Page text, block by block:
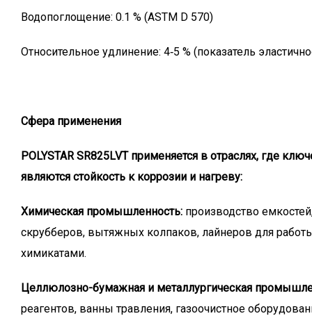
Водопоглощение: 0.1 % (ASTM D 570)
Относительное удлинение: 4‑5 % (показатель
Сфера применения
POLYSTAR SR825LVT применяется в отраслях, где
являются стойкость к коррозии и нагреву:
Химическая промышленность: производство
скрубберов, вытяжных колпаков, лайнеров для
химикатами.
Целлюлозно-бумажная и металлургическая
реагентов, ванны травления, газоочистное